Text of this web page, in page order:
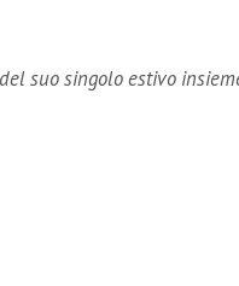
suo singolo estivo